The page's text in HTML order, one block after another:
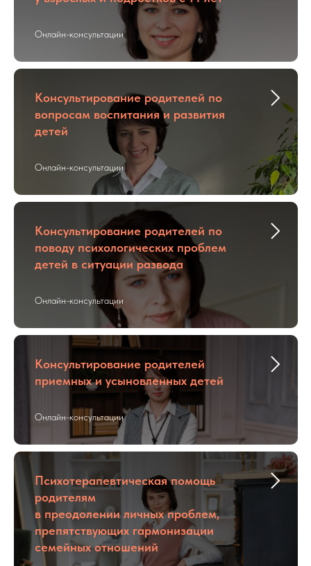
Онлайн-консультации
Консультирование родителей по
вопросам воспитания и развития
детей
Онлайн-консультации
Консультирование родителей по
поводу психологических проблем
детей в ситуации развода
Онлайн-консультации
Консультирование родителей
приемных и усыновленных детей
Онлайн-консультации
Психотерапевтическая помощь
родителям
в преодолении личных проблем,
препятствующих гармонизации
семейных отношений